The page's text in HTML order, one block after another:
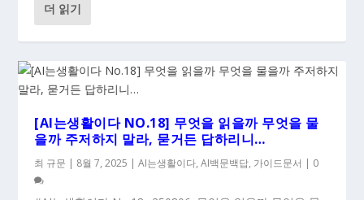
더 읽기
[AI는생활이다 NO.18] 무엇을 읽을까 무엇을 물
을까 주저하지 말라, 묻거든 답하리니…
최 규문 | 8월 7, 2025 |AI는생활이다,AI백문백답, 가이드문서 | 0